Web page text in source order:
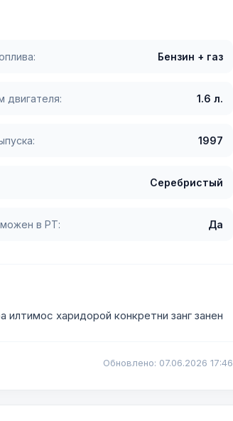
Бензин + газ
двигателя: 1.6 л.
1997
Серебристый
в РТ: Да
харидорой конкретни занг занен
Обновлено: 07.06.2026 17:46